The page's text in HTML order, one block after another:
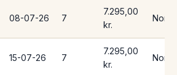
08-07-26 7
7.295,00
kr.
15-07-26 7
7.295,00
kr.